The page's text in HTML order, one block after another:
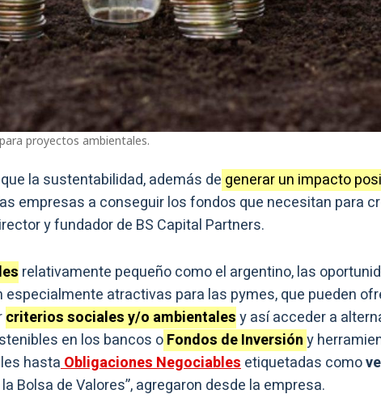
proyectos ambientales.
la sustentabilidad, además de generar un impacto
empresas a conseguir los fondos que necesitan para
y fundador de BS Capital Partners.
relativamente pequeño como el argentino, las
atractivas para las pymes, que pueden
criterios sociales y/o ambientalesy así acceder a
en los bancos oFondos de Inversióny
hastaObligaciones Negociablesetiquetadas como
Bolsa de Valores”, agregaron desde la empresa.